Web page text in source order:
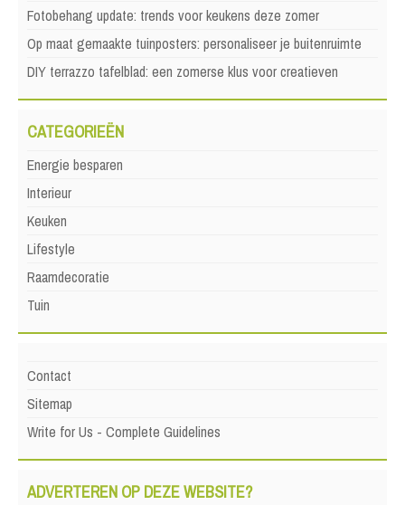
Fotobehang update: trends voor keukens deze zomer
Op maat gemaakte tuinposters: personaliseer je buitenruimte
DIY terrazzo tafelblad: een zomerse klus voor creatieven
CATEGORIEËN
Energie besparen
Interieur
Keuken
Lifestyle
Raamdecoratie
Tuin
Contact
Sitemap
Write for Us - Complete Guidelines
ADVERTEREN OP DEZE WEBSITE?